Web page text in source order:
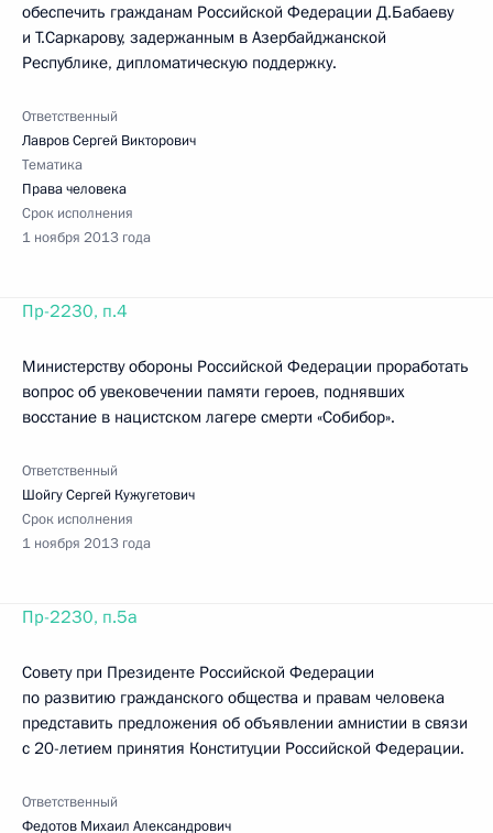
обеспечить гражданам Российской Федерации Д.Бабаеву
и Т.Саркарову, задержанным в Азербайджанской
Республике, дипломатическую поддержку.
Ответственный
Лавров Сергей Викторович
Тематика
Права человека
Срок исполнения
1 ноября 2013 года
Пр-2230, п.4
Министерству обороны Российской Федерации проработать
вопрос об увековечении памяти героев, поднявших
восстание в нацистском лагере смерти «Собибор».
Ответственный
Шойгу Сергей Кужугетович
Срок исполнения
1 ноября 2013 года
Пр-2230, п.5а
Совету при Президенте Российской Федерации
по развитию гражданского общества и правам человека
представить предложения об объявлении амнистии в связи
с 20-летием принятия Конституции Российской Федерации.
Ответственный
Федотов Михаил Александрович